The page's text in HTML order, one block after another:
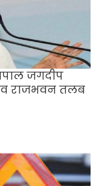
जगदीप
राजभवन तलब